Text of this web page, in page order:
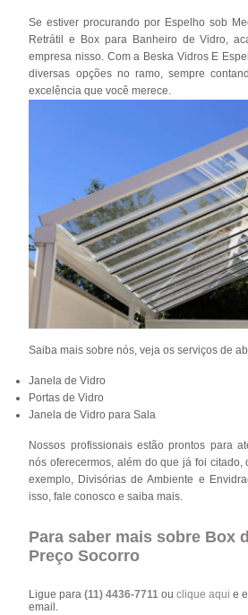
Se estiver procurando por Espelho sob
Retrátil e Box para Banheiro de Vidro,
empresa nisso. Com a Beska Vidros E
diversas opções no ramo, sempre
excelência que você merece.
Saiba mais sobre nós, veja os serviços de
Janela de Vidro
Portas de Vidro
Janela de Vidro para Sala
Nossos profissionais estão prontos para
nós oferecermos, além do que já foi citado,
exemplo, Divisórias de Ambiente e
isso, fale conosco e saiba mais.
Para saber mais sobre Box
Preço Socorro
Ligue para(11) 4436-7711ouclique aqui e
email.